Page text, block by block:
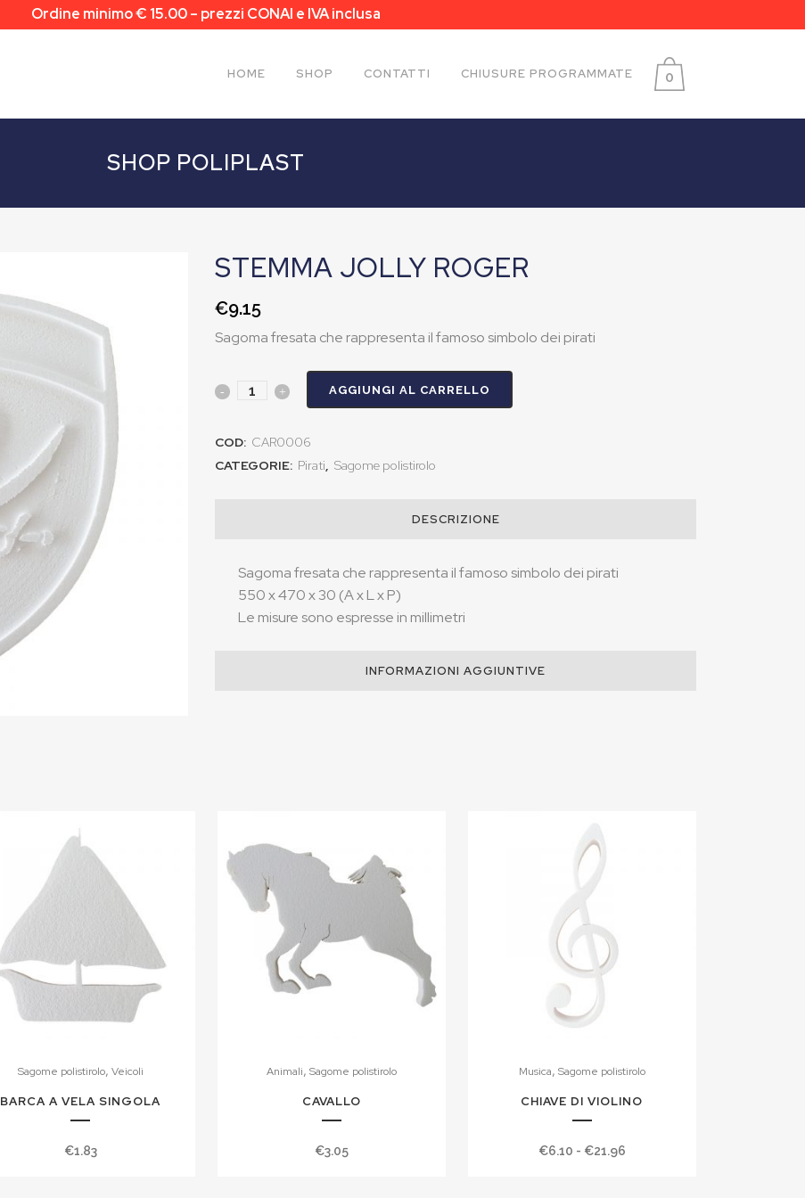
Ordine minimo € 15.00 – prezzi CONAI e IVA inclusa
0
HOME SHOP CONTATTI CHIUSURE PROGRAMMATE
SHOP POLIPLAST
STEMMA JOLLY ROGER
€9.15
Sagoma fresata che rappresenta il famoso simbolo dei pirati
AGGIUNGI AL CARRELLO
COD: CAR0006
CATEGORIE: Pirati, Sagome polistirolo
DESCRIZIONE
Sagoma fresata che rappresenta il famoso simbolo dei pirati
550 x 470 x 30 (A x L x P)
Le misure sono espresse in millimetri
INFORMAZIONI AGGIUNTIVE
Sagome polistirolo, Veicoli
BARCA A VELA SINGOLA
€1.83
Animali, Sagome polistirolo
CAVALLO
€3.05
Musica, Sagome polistirolo
CHIAVE DI VIOLINO
€6.10 - €21.96Fascia